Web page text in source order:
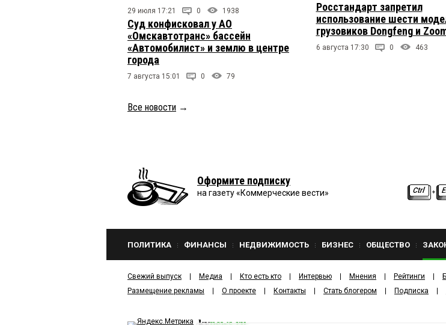
29 июля 17:21 0 1938
Суд конфисковал у АО
«Омскавтотранс» бассейн
«Автомобилист» и землю в центре
города
7 августа 15:01 0 79
Росстандарт запретил
использование шести
грузовиков Dongfeng и
6 августа 17:30 0 463
Все новости →
Оформите подписку
на газету «Коммерческие вести»
ПОЛИТИКА ФИНАНСЫ НЕДВИЖИМОСТЬ БИЗНЕС ОБЩЕСТВО
Свежий выпуск Медиа Кто есть кто Интервью Мнения Рейтинги
Размещение рекламы
О проекте Контакты Стать блогером Подписка